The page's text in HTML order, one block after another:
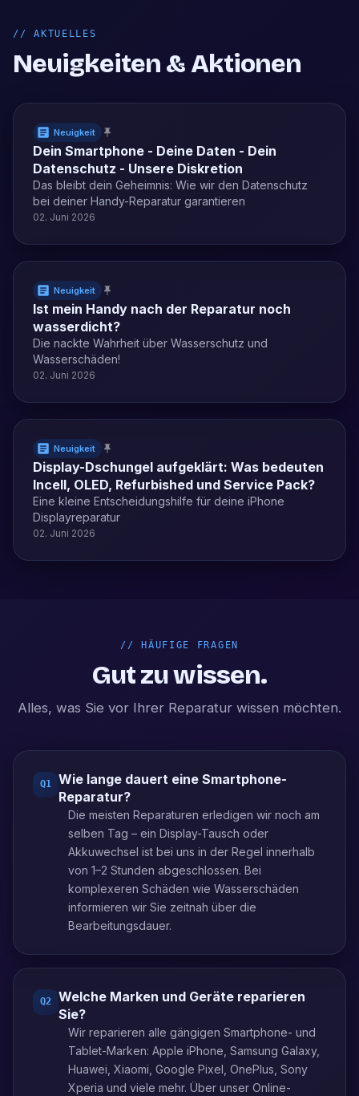
//AKTUELLES
Neuigkeiten & Aktionen
Neuigkeit
Dein Smartphone - Deine Daten - Dein
Datenschutz - Unsere Diskretion
Das bleibt dein Geheimnis: Wie wir den Datenschutz
bei deiner Handy-Reparatur garantieren
02. Juni 2026
Neuigkeit
Ist mein Handy nach der Reparatur noch
wasserdicht?
Die nackte Wahrheit über Wasserschutz und
Wasserschäden!
02. Juni 2026
Neuigkeit
Display-Dschungel aufgeklärt: Was bedeuten
Incell, OLED, Refurbished und Service Pack?
Eine kleine Entscheidungshilfe für deine iPhone
Displayreparatur
02. Juni 2026
// HÄUFIGE FRAGEN
Gut zu wissen.
Alles, was Sie vor Ihrer Reparatur wissen möchten.
Q1
Wie lange dauert eine Smartphone-
Reparatur?
Die meisten Reparaturen erledigen wir noch am
selben Tag – ein Display-Tausch oder
Akkuwechsel ist bei uns in der Regel innerhalb
von 1–2 Stunden abgeschlossen. Bei
komplexeren Schäden wie Wasserschäden
informieren wir Sie zeitnah über die
Bearbeitungsdauer.
Q2
Welche Marken und Geräte reparieren
Sie?
Wir reparieren alle gängigen Smartphone- und
Tablet-Marken: Apple iPhone, Samsung Galaxy,
Huawei, Xiaomi, Google Pixel, OnePlus, Sony
Xperia und viele mehr. Über unser Online-